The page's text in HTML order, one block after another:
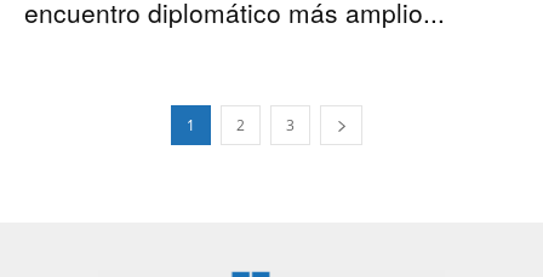
encuentro diplomático más amplio...
1 2 3